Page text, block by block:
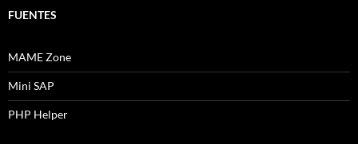
FUENTES
MAME Zone
Mini SAP
PHP Helper